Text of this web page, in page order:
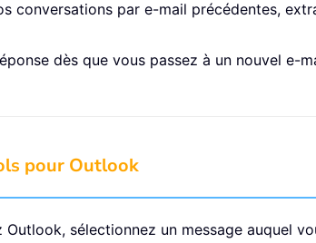
conversations par e-mail précédentes,
dès que vous passez à un nouvel e-
pour Outlook
sélectionnez un message auquel